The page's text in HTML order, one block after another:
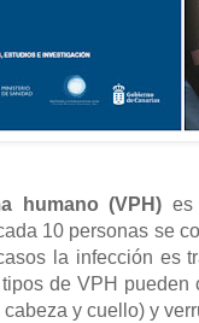
humano (VPH) es
10 personas se
la infección es
de VPH pueden
cabeza y cuello) y